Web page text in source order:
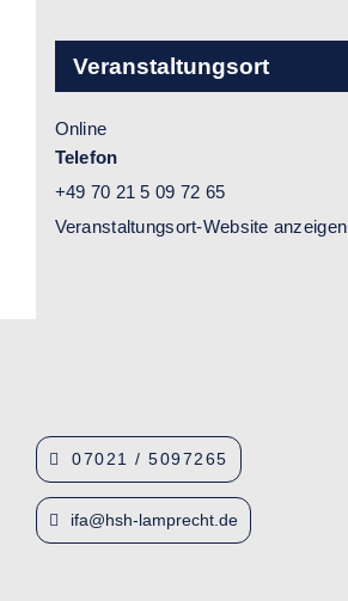
Veranstaltungsort
Online
Telefon
+49 70 21 5 09 72 65
Veranstaltungsort-Website anzeigen
07021 / 5097265
ifa@hsh-lamprecht.de